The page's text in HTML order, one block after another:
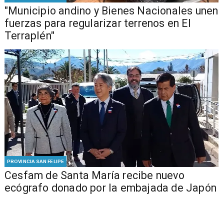
"Municipio andino y Bienes Nacionales unen
fuerzas para regularizar terrenos en El
Terraplén"
PROVINCIA SAN FELIPE
Cesfam de Santa María recibe nuevo
ecógrafo donado por la embajada de Japón